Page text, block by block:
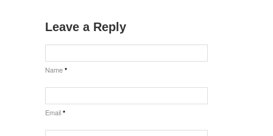
Leave a Reply
Name *
Email *